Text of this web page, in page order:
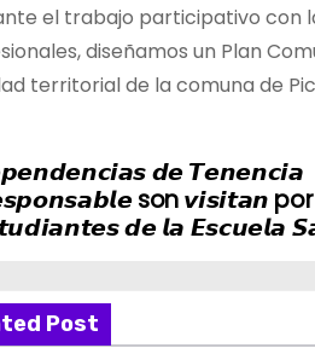
el trabajo participativo con
diseñamos un Plan
territorial de la comuna de
𝙙𝙚 𝙏𝙚𝙣𝙚𝙣𝙘𝙞𝙖
son 𝙫𝙞𝙨𝙞𝙩𝙖𝙣 por
𝙙𝙚 𝙡𝙖 𝙀𝙨𝙘𝙪𝙚𝙡𝙖
Post